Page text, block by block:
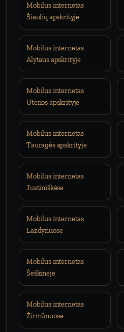
Mobilus internetas
Šiaulių apskrityje
Mobilus internetas
Alytaus apskrityje
Mobilus internetas
Utenos apskrityje
Mobilus internetas
Tauragės apskrityje
Mobilus internetas
Justiniškėse
Mobilus internetas
Lazdynuose
Mobilus internetas
Šeškinėje
Mobilus internetas
Žirmūnuose